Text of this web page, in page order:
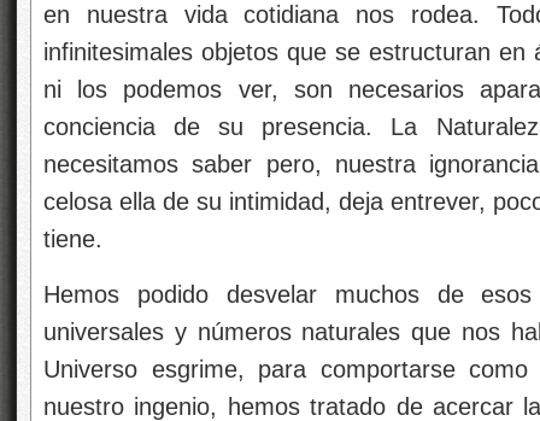
en nuestra vida cotidiana nos rodea.
infinitesimales objetos que se estructuran
ni los podemos ver, son necesarios
conciencia de su presencia. La
necesitamos saber pero, nuestra
celosa ella de su intimidad, deja entrever,
tiene.
Hemos podido desvelar muchos de
universales y números naturales que nos
Universo esgrime, para comportarse
nuestro ingenio, hemos tratado de acercar